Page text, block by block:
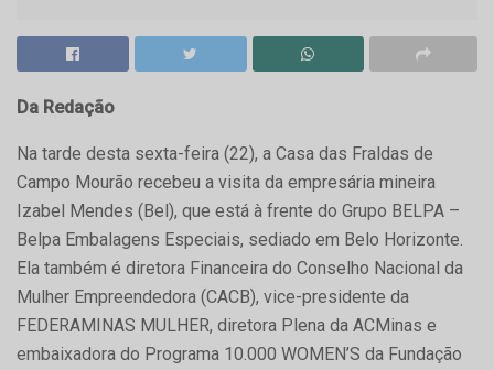
Da Redação
Na tarde desta sexta-feira (22), a Casa das Fraldas de
Campo Mourão recebeu a visita da empresária mineira
Izabel Mendes (Bel), que está à frente do Grupo BELPA –
Belpa Embalagens Especiais, sediado em Belo Horizonte.
Ela também é diretora Financeira do Conselho Nacional da
Mulher Empreendedora (CACB), vice-presidente da
FEDERAMINAS MULHER, diretora Plena da ACMinas e
embaixadora do Programa 10.000 WOMEN’S da Fundação